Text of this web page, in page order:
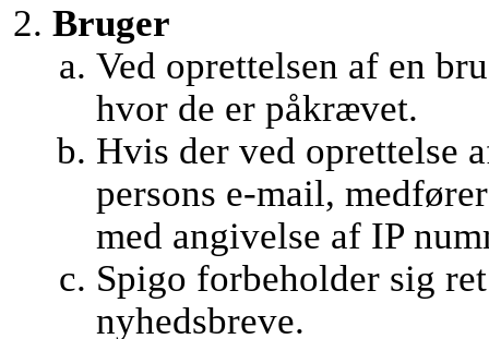
Bruger
Ved oprettelsen af en
hvor de er påkrævet.
Hvis der ved oprettelse
persons e-mail,
med angivelse af IP
Spigo forbeholder sig
nyhedsbreve.